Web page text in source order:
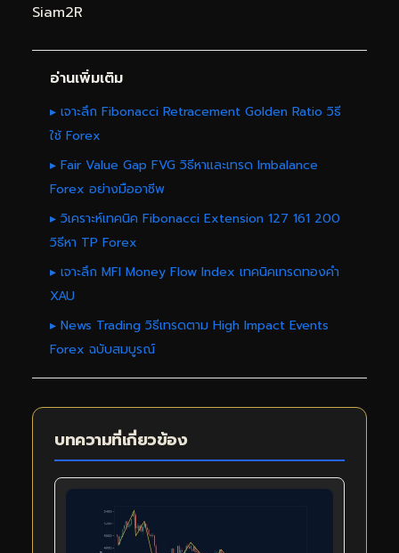
Siam2R
อ่านเพิ่มเติม
▸ เจาะลึก Fibonacci Retracement Golden Ratio วิธี
ใช้ Forex
▸ Fair Value Gap FVG วิธีหาและเทรด Imbalance
Forex อย่างมืออาชีพ
▸ วิเคราะห์เทคนิค Fibonacci Extension 127 161 200
วิธีหา TP Forex
▸ เจาะลึก MFI Money Flow Index เทคนิคเทรดทองคำ
XAU
▸ News Trading วิธีเทรดตาม High Impact Events
Forex ฉบับสมบูรณ์
บทความที่เกี่ยวข้อง